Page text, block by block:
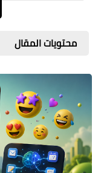
محتويات المقال